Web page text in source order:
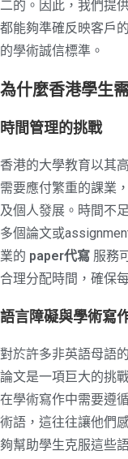
二的。因此，我們提
都能夠準確反映客戶
的學術誠信標準。
為什麼香港學生
時間管理的挑戰
香港的大學教育以其
需要應付繁重的課業
及個人發展。時間不
多個論文或
業的 paper代寫 服務
合理分配時間，確保
語言障礙與學術寫
對於許多非英語母語
論文是一項巨大的挑
在學術寫作中需要遵
術語，這往往讓他們
夠幫助學生克服這些